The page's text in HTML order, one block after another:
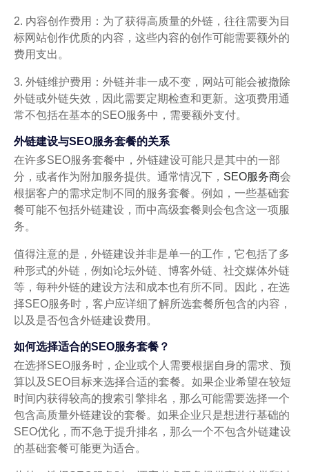
2. 内容创作费用：为了获得高质量的外链，往往需要为目
标网站创作优质的内容，这些内容的创作可能需要额外的
费用支出。
3. 外链维护费用：外链并非一成不变，网站可能会被撤除
外链或外链失效，因此需要定期检查和更新。这项费用通
常不包括在基本的SEO服务中，需要额外支付。
外链建设与SEO服务套餐的关系
在许多SEO服务套餐中，外链建设可能只是其中的一部
分，或者作为附加服务提供。通常情况下， SEO服务商会
根据客户的需求定制不同的服务套餐。例如，一些基础套
餐可能不包括外链建设，而中高级套餐则会包含这一项服
务。
值得注意的是，外链建设并非是单一的工作，它包括了多
种形式的外链，例如论坛外链、博客外链、社交媒体外链
等，每种外链的建设方法和成本也有所不同。因此，在选
择SEO服务时，客户应详细了解所选套餐所包含的内容，
以及是否包含外链建设费用。
如何选择适合的SEO服务套餐？
在选择SEO服务时，企业或个人需要根据自身的需求、预
算以及SEO目标来选择合适的套餐。如果企业希望在较短
时间内获得较高的搜索引擎排名，那么可能需要选择一个
包含高质量外链建设的套餐。如果企业只是想进行基础的
SEO优化，而不急于提升排名，那么一个不包含外链建设
的基础套餐可能更为适合。